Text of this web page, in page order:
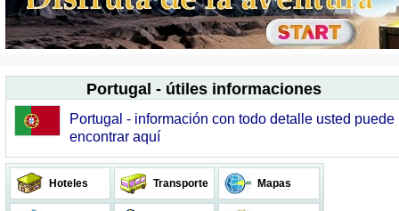
Portugal - útiles informaciones
Portugal - información con todo detalle usted puede
encontrar aquí
Hoteles Transporte Mapas